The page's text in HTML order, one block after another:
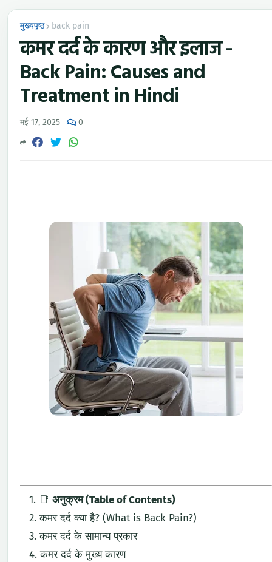
मुख्यपृष्ठ back pain
कमर दर्द के कारण और इलाज -
Back Pain: Causes and
Treatment in Hindi
मई 17, 2025 0
📑 अनुक्रम (TableofContents)
कमरदर्दक्याहै? (What is Back Pain?)
कमरदर्दकेसामान्यप्रकार
कमरदर्दकेमुख्यकारण